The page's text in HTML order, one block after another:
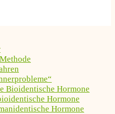
Bioidentische Hormone
Hormone
Hormone